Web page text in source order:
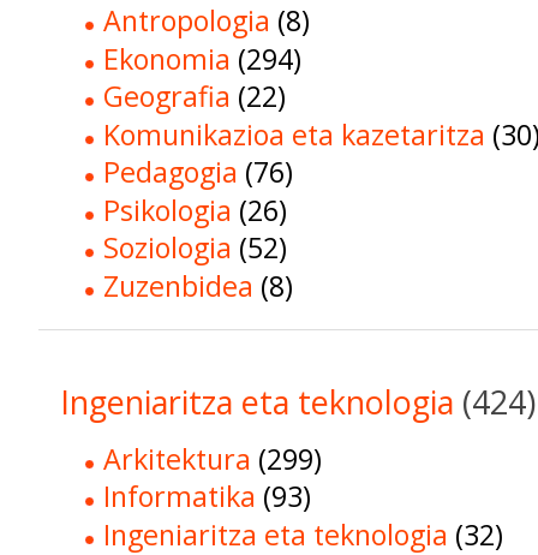
Antropologia (8)
Ekonomia (294)
Geografia (22)
Komunikazioa eta kazetaritza
Pedagogia (76)
Psikologia (26)
Soziologia (52)
Zuzenbidea (8)
Ingeniaritza eta teknologia (424)
Arkitektura (299)
Informatika (93)
Ingeniaritza eta teknologia (32)